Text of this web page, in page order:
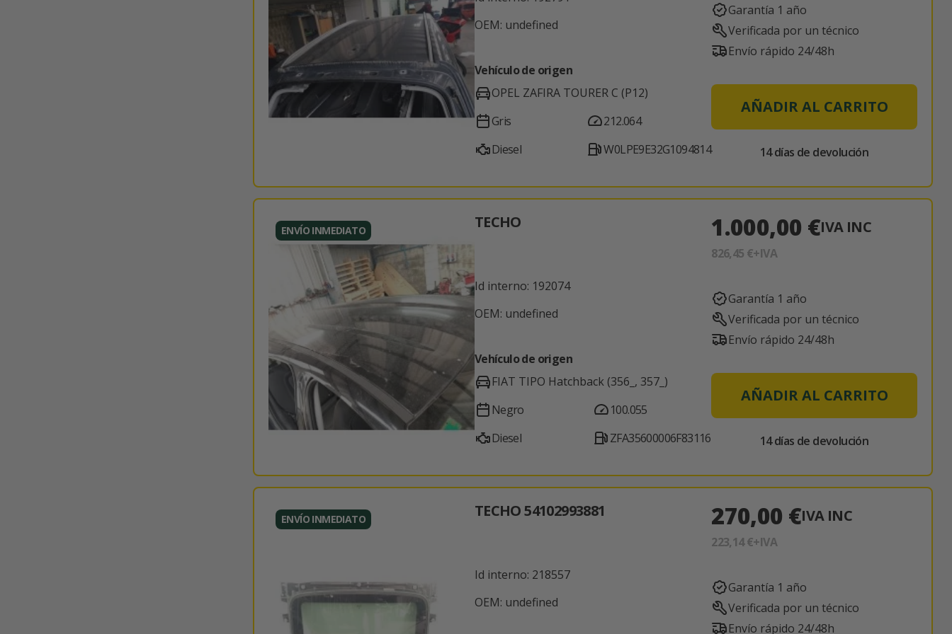
OEM: undefined
Vehículo de origen
OPEL ZAFIRA TOURER C (P12)
Gris
Diesel
212.064
W0LPE9E32G1094814
Garantía 1 año
Verificada por un técnico
Envío rápido 24/48h
AÑADIR AL CARRITO
14 días de devolución
ENVÍO INMEDIATO TECHO
Id interno: 192074
OEM: undefined
Vehículo de origen
FIAT TIPO Hatchback (356_, 357_)
Negro
Diesel
100.055
ZFA35600006F83116
1.000,00 €IVA INC
826,45 €+IVA
Garantía 1 año
Verificada por un técnico
Envío rápido 24/48h
AÑADIR AL CARRITO
14 días de devolución
ENVÍO INMEDIATO TECHO 54102993881
Id interno: 218557
OEM: undefined
270,00 €IVA INC
223,14 €+IVA
Garantía 1 año
Verificada por un técnico
Envío rápido 24/48h